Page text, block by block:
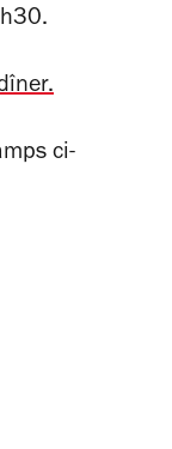
ci-